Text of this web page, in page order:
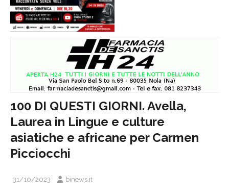
100 DI QUESTI GIORNI. Avella,
Laurea in Lingue e culture
asiatiche e africane per Carmen
Picciocchi
31/10/2023 binews.it